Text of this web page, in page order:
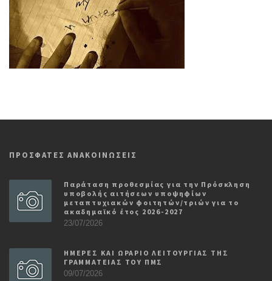
ΠΡΟΣΦΑΤΕΣ ΑΝΑΚΟΙΝΩΣΕΙΣ
Παράταση προθεσμίας για την Πρόσκληση
υποβολής αιτήσεων υποψηφίων
μεταπτυχιακών φοιτητών/τριών για το
ακαδημαϊκό έτος 2026-2027
23/07/2026
ΗΜΕΡΕΣ ΚΑΙ ΩΡΑΡΙΟ ΛΕΙΤΟΥΡΓΙΑΣ ΤΗΣ
ΓΡΑΜΜΑΤΕΙΑΣ ΤΟΥ ΠΜΣ
09/07/2026